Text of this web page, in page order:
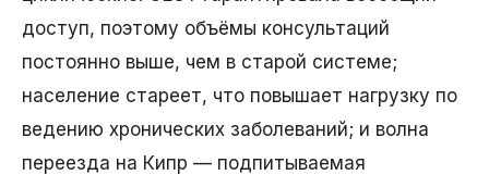
доступ, поэтому объёмы консультаций
постоянно выше, чем в старой системе;
население стареет, что повышает нагрузку по
ведению хронических заболеваний; и волна
переезда на Кипр — подпитываемая